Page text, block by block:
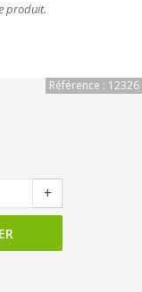
produit.
Référence : 12326
+